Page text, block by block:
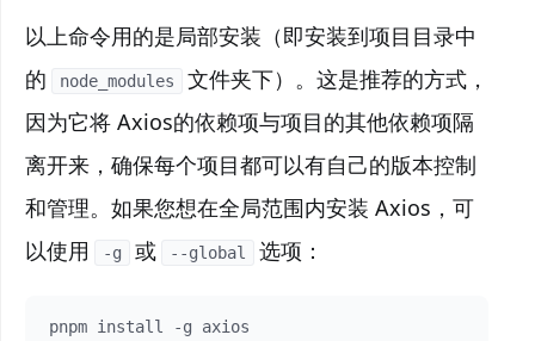
以上命令用的是局部安装（即安装到项目目录中
的
node_modules
文件夹下）。这是推荐的方式，
因为它将 Axios的依赖项与项目的其他依赖项隔
离开来，确保每个项目都可以有自己的版本控制
和管理。如果您想在全局范围内安装 Axios，可
以使用
-g 或 --global 选项：